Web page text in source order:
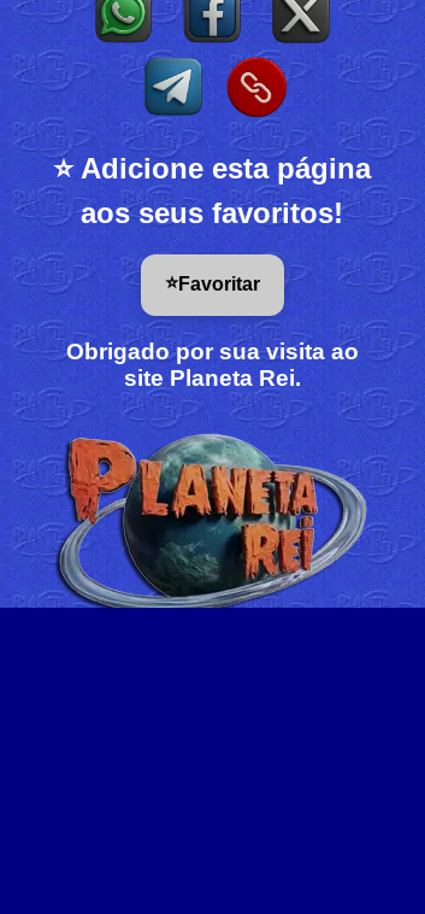
⭐ Adicione esta página
aos seus favoritos!
⭐Favoritar
Obrigado por sua visita ao
site Planeta Rei.